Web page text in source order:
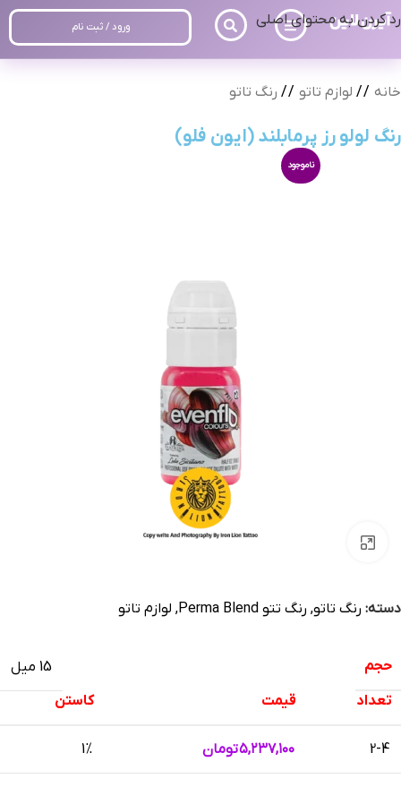
رد کردن به محتوای اصلی ورود / ثبت نام
خانه / لوازم تاتو / رنگ تاتو
رنگ لولو رز پرمابلند (ایون فلو)
ناموجود
دسته: رنگ تاتو, رنگ تتو Perma Blend , لوازم تاتو
حجم
15 میل
تعداد
قیمت کاستن
2-4 ۵,۲۳۷,۱۰۰تومان 1%